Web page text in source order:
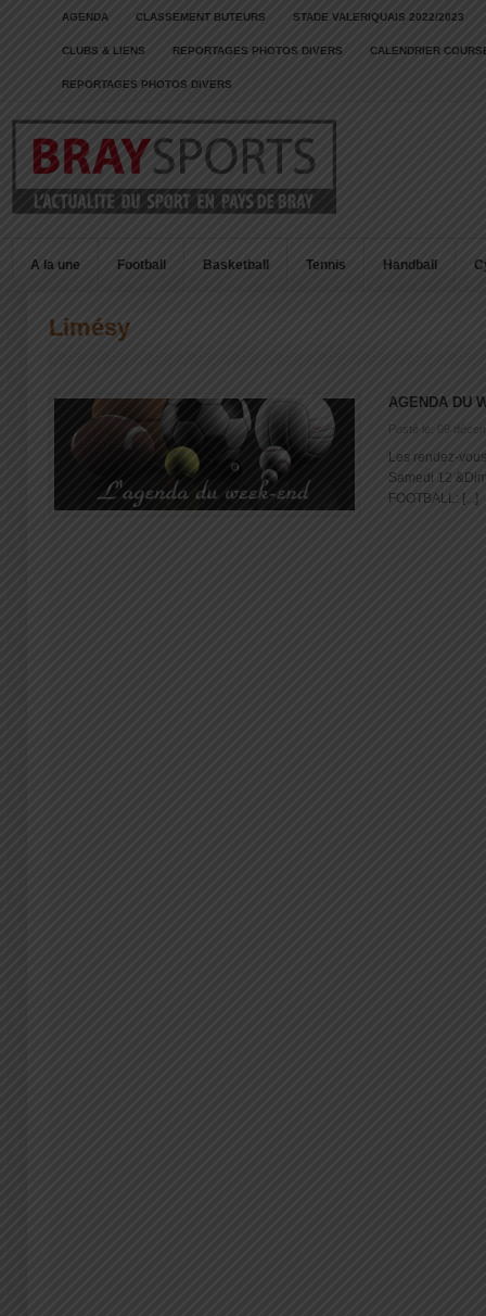
AGENDA CLASSEMENT BUTEURS STADE VALERIQUAIS 2022/2023
CLUBS & LIENS REPORTAGES PHOTOS DIVERS CALENDRIER
REPORTAGES PHOTOS DIVERS
A la une Football Basketball Tennis Handball
Limésy
AGENDA DU
Posté le: 09
Les rendez-
Samedi 12
FOOTBALL: [...]